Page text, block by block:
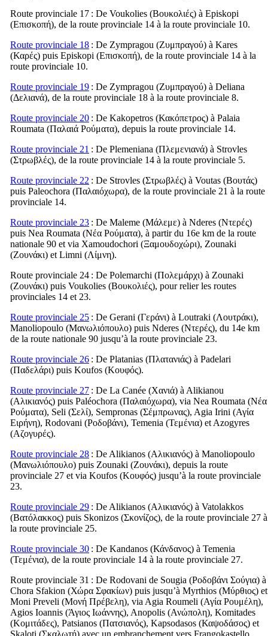
Route provinciale 17 : De Voukolies (Βουκολιές) à Episkopi
(Επισκοπή), de la route provinciale 14 à la route provinciale 10.
Route provinciale 18 : De Zympragou (Ζυμπραγού) à Kares
(Καρές) puis Episkopi (Επισκοπή), de la route provinciale 14 à la
route provinciale 10.
Route provinciale 19 : De Zympragou (Ζυμπραγού) à Deliana
(Δελιανά), de la route provinciale 18 à la route provinciale 8.
Route provinciale 20 : De Kakopetros (Κακόπετρος) à Palaia
Roumata (Παλαιά Ρούματα), depuis la route provinciale 14.
Route provinciale 21 : De Plemeniana (Πλεμενιανά) à Strovles
(Στρωβλές), de la route provinciale 14 à la route provinciale 5.
Route provinciale 22 : De Strovles (Στρωβλές) à Voutas (Βουτάς)
puis Paleochora (Παλαιόχωρα), de la route provinciale 21 à la route
provinciale 14.
Route provinciale 23 : De Maleme (Μάλεμε) à Nderes (Ντερές)
puis Nea Roumata (Νέα Ρούματα), à partir du 16e km de la route
nationale 90 et via Xamoudochori (Ξαμουδοχώρι), Zounaki
(Ζουνάκι) et Limni (Λίμνη).
Route provinciale 24 : De Polemarchi (Πολεμάρχι) à Zounaki
(Ζουνάκι) puis Voukolies (Βουκολιές), pour relier les routes
provinciales 14 et 23.
Route provinciale 25 : De Gerani (Γεράνι) à Loutraki (Λουτράκι),
Manoliopoulo (Μανωλιόπουλο) puis Nderes (Ντερές), du 14e km
de la route nationale 90 jusqu’à la route provinciale 23.
Route provinciale 26 : De Platanias (Πλατανιάς) à Padelari
(Παδελάρι) puis Koufos (Κουφός).
Route provinciale 27 : De La Canée (Χανιά) à Alikianou
(Αλικιανός) puis Paléochora (Παλαιόχωρα), via Nea Roumata (Νέα
Ρούματα), Seli (Σελί), Sempronas (Σέμπρωνας), Agia Irini (Αγία
Ειρήνη), Rodovani (Ροδοβάνι), Temenia (Τεμένια) et Azogyres
(Αζογυρές).
Route provinciale 28 : De Alikianos (Αλικιανός) à Manoliopoulo
(Μανωλιόπουλο) puis Zounaki (Ζουνάκι), depuis la route
provinciale 27 et via Koufos (Κουφός) jusqu’à la route provinciale
23.
Route provinciale 29 : De Alikianos (Αλικιανός) à Vatolakkos
(Βατόλακκος) puis Skonizos (Σκονίζος), de la route provinciale 27 à
la route provinciale 25.
Route provinciale 30 : De Kandanos (Κάνδανος) à Temenia
(Τεμένια), de la route provinciale 14 à la route provinciale 27.
Route provinciale 31 : De Rodovani de Sougia (Ροδοβάνι Σούγια) à
Chora Sfakion (Χώρα Σφακίων) puis jusqu’à Myrthios (Μύρθιος) et
Moni Preveli (Μονή Πρέβελη), via Agia Roumeli (Αγία Ρουμέλη),
Agios Ioannis (Άγιος Ιωάννης), Anopolis (Ανώπολη), Komitades
(Κομιτάδες), Patsianos (Πατσιανός), Kapsodasos (Καψοδάσος) et
Skaloti (Σκαλωτή) avec un embranchement vers Frangokastello